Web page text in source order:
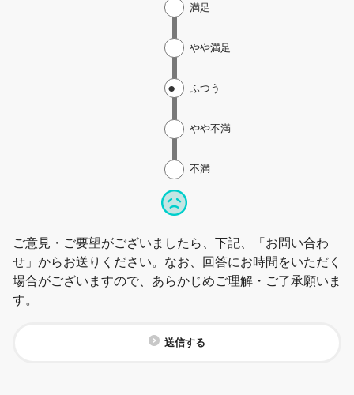
不満
やや不満
ふつう
やや満足
満足
ご意見・ご要望がございましたら、下記、「お問い合わ
せ」からお送りください。なお、回答にお時間をいただく
場合がございますので、あらかじめご理解・ご了承願いま
す。
送信する